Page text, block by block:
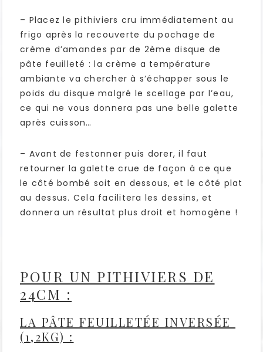
– Placez le pithiviers cru immédiatement au
frigo après la recouverte du pochage de
crème d’amandes par de 2ème disque de
pâte feuilleté : la crème a température
ambiante va chercher à s’échapper sous le
poids du disque malgré le scellage par l’eau,
ce qui ne vous donnera pas une belle galette
après cuisson…
– Avant de festonner puis dorer, il faut
retourner la galette crue de façon à ce que
le côté bombé soit en dessous, et le côté plat
au dessus. Cela facilitera les dessins, et
donnera un résultat plus droit et homogène !
POUR UN PITHIVIERS DE
24CM :
LA PÂTE FEUILLETÉE INVERSÉE
(1,2KG) :